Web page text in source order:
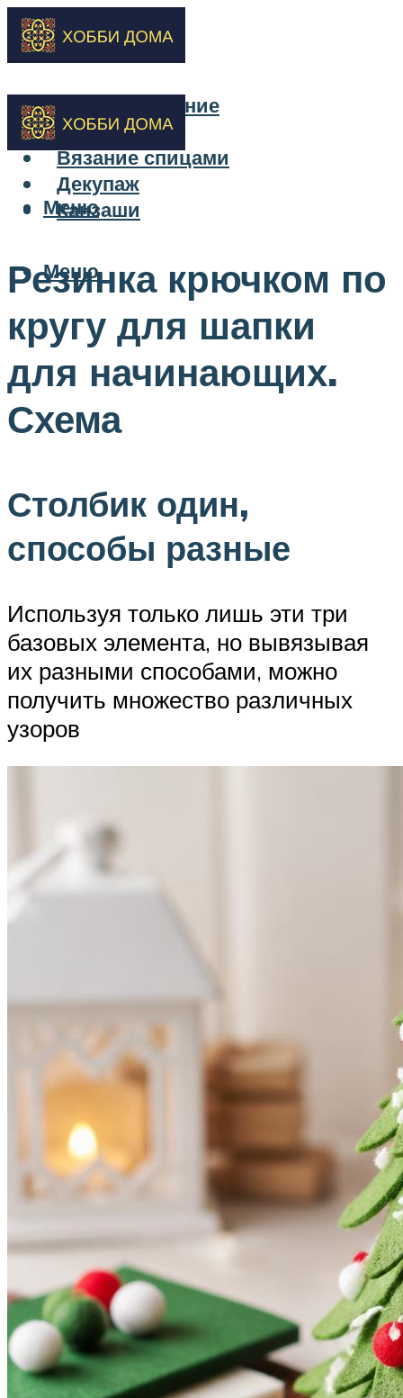
Бисероплетение
Вышивка
Вязание спицами
Декупаж
Канзаши
Меню
Меню
Резинка крючком по
кругу для шапки
для начинающих.
Схема
Столбик один,
способы разные
Используя только лишь эти три
базовых элемента, но вывязывая
их разными способами, можно
получить множество различных
узоров